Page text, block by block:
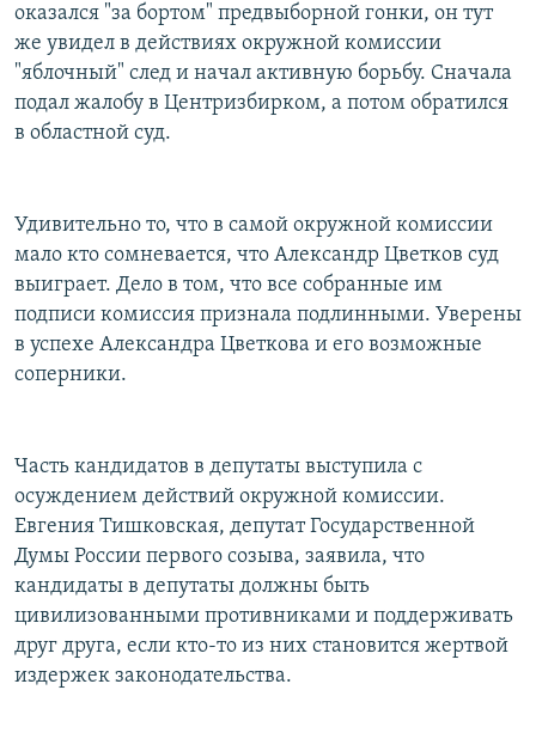
оказался "за бортом" предвыборной гонки, он тут
же увидел в действиях окружной комиссии
"яблочный" след и начал активную борьбу. Сначала
подал жалобу в Центризбирком, а потом обратился
в областной суд.
Удивительно то, что в самой окружной комиссии
мало кто сомневается, что Александр Цветков суд
выиграет. Дело в том, что все собранные им
подписи комиссия признала подлинными. Уверены
в успехе Александра Цветкова и его возможные
соперники.
Часть кандидатов в депутаты выступила с
осуждением действий окружной комиссии.
Евгения Тишковская, депутат Государственной
Думы России первого созыва, заявила, что
кандидаты в депутаты должны быть
цивилизованными противниками и поддерживать
друг друга, если кто-то из них становится жертвой
издержек законодательства.